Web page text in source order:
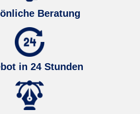
Beratung
in 24 Stunden